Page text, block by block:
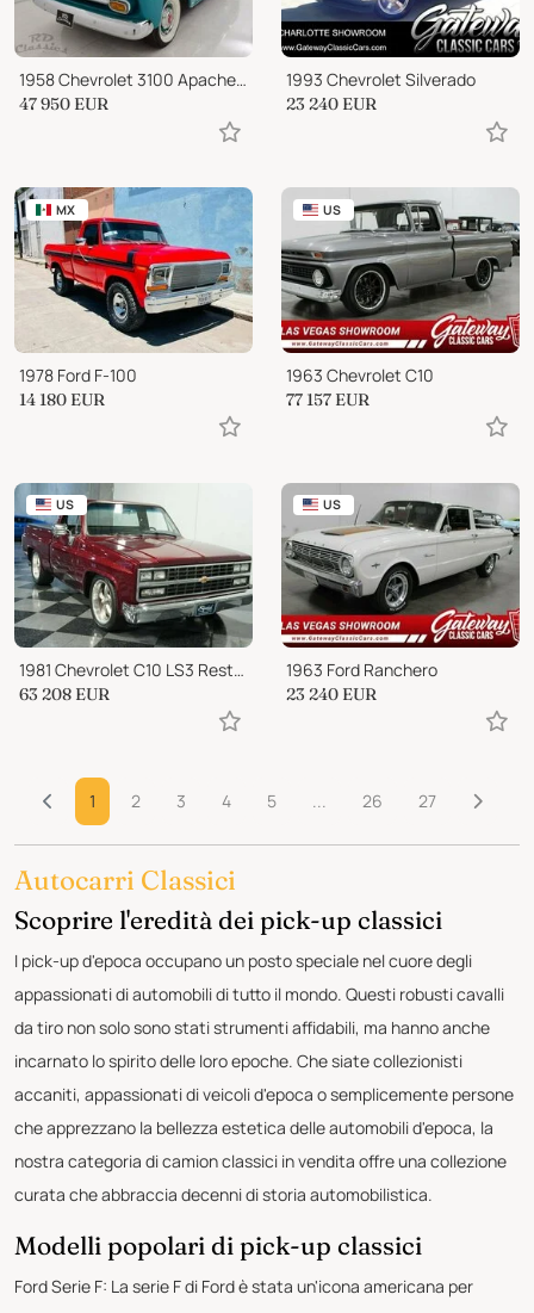
1958 Chevrolet 3100 Apache Fleetside
47 950 EUR
1993 Chevrolet Silverado
23 240 EUR
MX
1978 Ford F-100
14 180 EUR
US
1963 Chevrolet C10
77 157 EUR
US
1981 Chevrolet C10 LS3 Restomod
63 208 EUR
US
1963 Ford Ranchero
23 240 EUR
1 2 3 4 5 ... 26 27
Autocarri Classici
Scoprire l'eredità dei pick-up classici
I pick-up d'epoca occupano un posto speciale nel cuore degli
appassionati di automobili di tutto il mondo. Questi robusti cavalli
da tiro non solo sono stati strumenti affidabili, ma hanno anche
incarnato lo spirito delle loro epoche. Che siate collezionisti
accaniti, appassionati di veicoli d'epoca o semplicemente persone
che apprezzano la bellezza estetica delle automobili d'epoca, la
nostra categoria di camion classici in vendita offre una collezione
curata che abbraccia decenni di storia automobilistica.
Modelli popolari di pick-up classici
Ford Serie F: La serie F di Ford è stata un'icona americana per